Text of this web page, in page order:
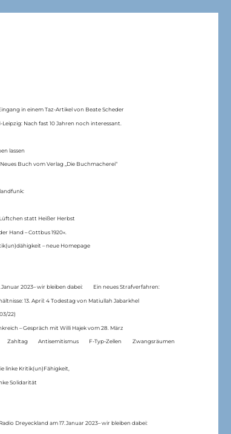
in einem Taz-Artikel von Beate Scheder
Nach fast 10 Jahren noch interessant.
lassen
Buch vom Verlag „Die Buchmacherei“
statt Heißer Herbst
Hand – Cottbus 1920«.
– neue Homepage
2023– wir bleiben dabei: Ein neues Strafverfahren:
13. April: 4 Todestag von Matiul­lah Jabarkhel
22)
– Gespräch mit Willi Hajek vom 28. März
Zahltag Antisemitismus F-Typ-Zellen Zwangsräumen
linke Kritik(un)Fähigkeit,
Solidarität
Dreyeckland am 17.Januar 2023– wir bleiben dabei: